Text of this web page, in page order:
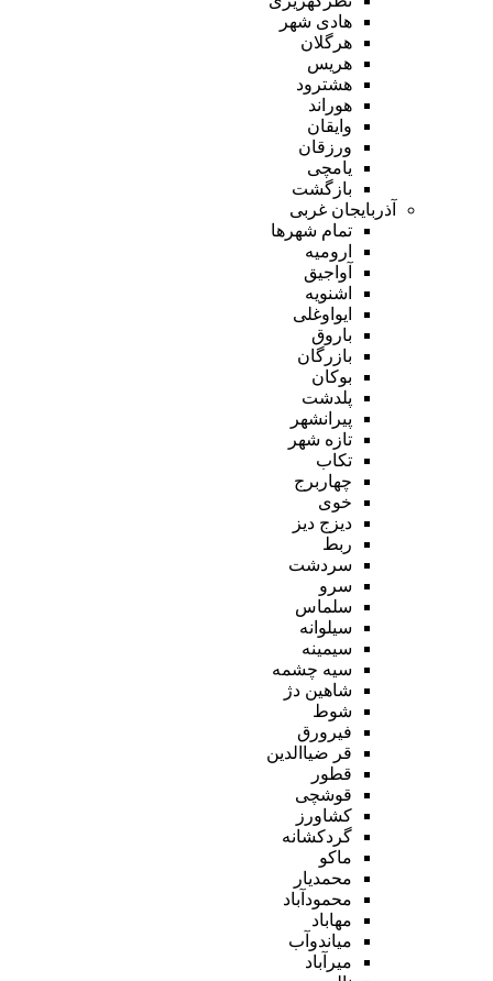
هادی شهر
هرگلان
هریس
هشترود
هوراند
وایقان
ورزقان
یامچی
بازگشت
آذربایجان غربی
تمام شهر‌ها
ارومیه
آواجیق
اشنویه
ایواوغلی
باروق
بازرگان
بوکان
پلدشت
پیرانشهر
تازه شهر
تکاب
چهاربرج
خوی
دیزج دیز
ربط
سردشت
سرو
سلماس
سیلوانه
سیمینه
سیه چشمه
شاهین دژ
شوط
فیرورق
قر ضیاالدین
قطور
قوشچی
کشاورز
گردکشانه
ماکو
محمدیار
محمودآباد
مهاباد
میاندوآب
میرآباد